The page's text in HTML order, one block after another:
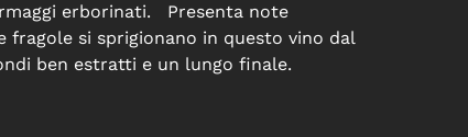
erborinati. Presenta note
fragole si sprigionano in questo vino dal
ben estratti e un lungo finale.